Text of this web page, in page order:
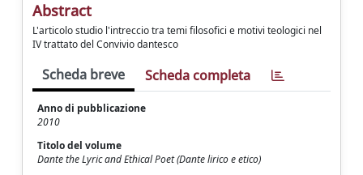
Abstract
L'articolo studio l'intreccio tra temi filosofici e motivi teologici nel
IV trattato del Convivio dantesco
Scheda breve Scheda completa
Anno di pubblicazione
2010
Titolo del volume
Dante the Lyric and Ethical Poet (Dante lirico e etico)